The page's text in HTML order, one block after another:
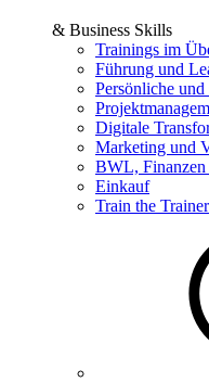
& Business Skills
Trainings im
Führung und
Persönliche
Digitale
Marketing und
BWL,
Einkauf
Train the Trainer